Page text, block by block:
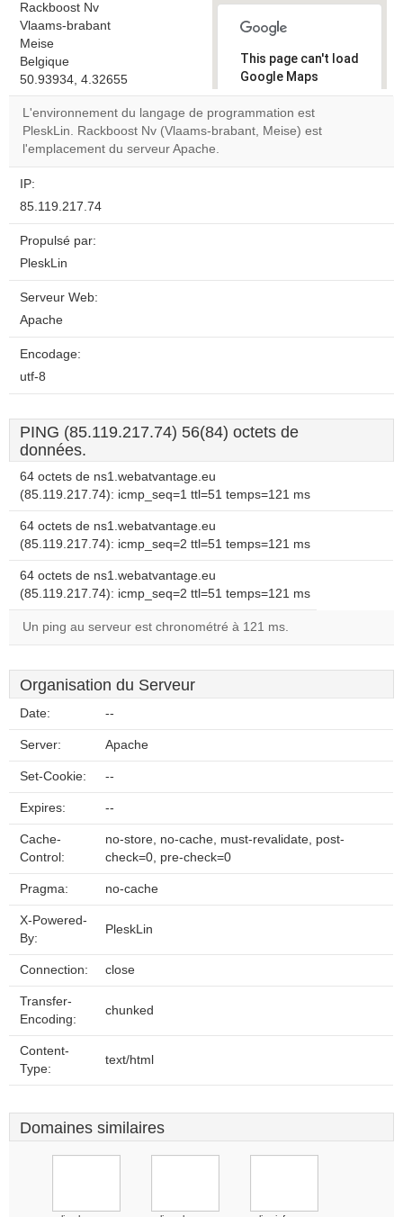
Rackboost Nv
Vlaams-brabant
Meise
Belgique
50.93934, 4.32655
This page can't load
Google Maps
correctly.
Do you
L'environnement du langage de programmation est
PleskLin. Rackboost Nv (Vlaams-brabant, Meise) est
l'emplacement du serveur Apache.
IP:
85.119.217.74
Propulsé par:
PleskLin
Serveur Web:
Apache
Encodage:
utf-8
PING (85.119.217.74) 56(84) octets de
données.
64 octets de ns1.webatvantage.eu
(85.119.217.74): icmp_seq=1 ttl=51 temps=121 ms
64 octets de ns1.webatvantage.eu
(85.119.217.74): icmp_seq=2 ttl=51 temps=121 ms
64 octets de ns1.webatvantage.eu
(85.119.217.74): icmp_seq=2 ttl=51 temps=121 ms
Un ping au serveur est chronométré à 121 ms.
Organisation du Serveur
Date: --
Server: Apache
Set-Cookie: --
Expires: --
Cache-
Control:
no-store, no-cache, must-revalidate, post-
check=0, pre-check=0
Pragma: no-cache
X-Powered-
By:
PleskLin
Connection: close
Transfer-
Encoding:
chunked
Content-
Type:
text/html
Domaines similaires